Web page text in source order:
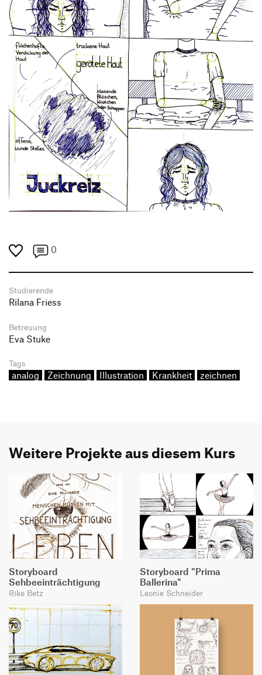
0
Studierende
Rilana Friess
Betreuung
Eva Stuke
Tags
analog Zeichnung Illustration Krankheit zeichnen
Weitere Projekte aus diesem Kurs
Storyboard
Sehbeeinträchtigung
Rike Betz
Storyboard "Prima
Ballerina"
Leonie Schneider